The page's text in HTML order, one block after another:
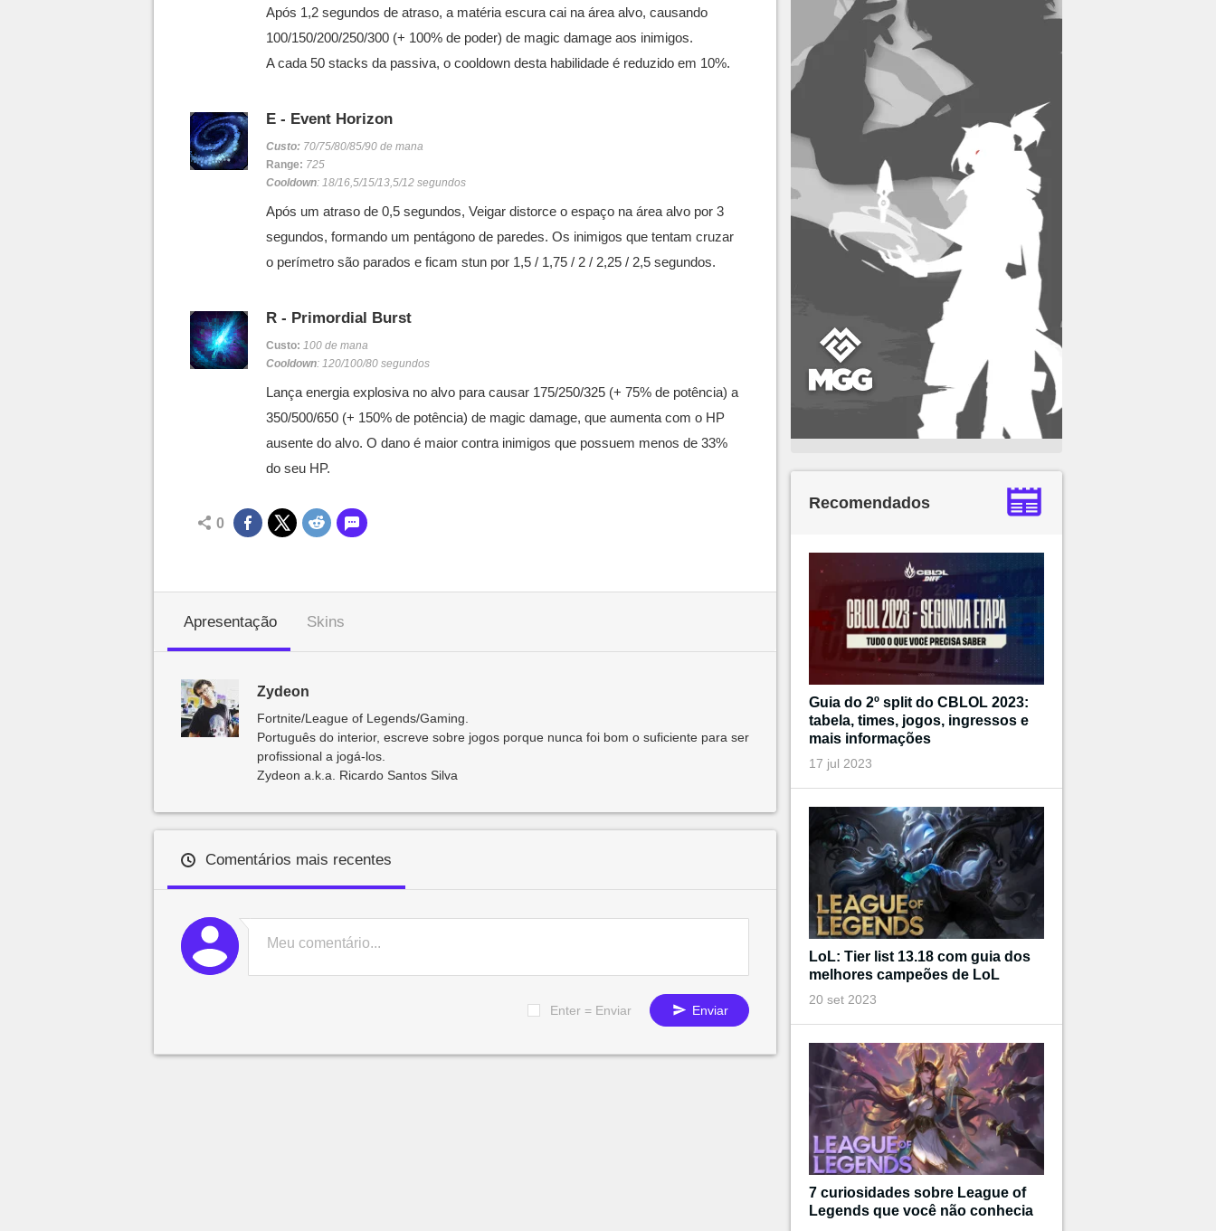
Após 1,2 segundos de atraso, a matéria escura cai na área alvo, causando
100/150/200/250/300 (+ 100% de poder) de magic damage aos inimigos.
A cada 50 stacks da passiva, o cooldown desta habilidade é reduzido em 10%.
E - Event Horizon
Custo: 70/75/80/85/90 de mana
Range: 725
Cooldown: 18/16,5/15/13,5/12 segundos
Após um atraso de 0,5 segundos, Veigar distorce o espaço na área alvo por 3
segundos, formando um pentágono de paredes. Os inimigos que tentam cruzar
o perímetro são parados e ficam stun por 1,5 / 1,75 / 2 / 2,25 / 2,5 segundos.
R - Primordial Burst
Custo: 100 de mana
Cooldown: 120/100/80 segundos
Lança energia explosiva no alvo para causar 175/250/325 (+ 75% de potência) a
350/500/650 (+ 150% de potência) de magic damage, que aumenta com o HP
ausente do alvo. O dano é maior contra inimigos que possuem menos de 33%
do seu HP.
0
Apresentação Skins
Zydeon
Fortnite/League of Legends/Gaming.
Português do interior, escreve sobre jogos porque nunca foi bom o suficiente para ser
profissional a jogá-los.
Zydeon a.k.a. Ricardo Santos Silva
Comentários mais recentes
Enter = Enviar Enviar
Recomendados
Guia do 2º split do CBLOL 2023:
tabela, times, jogos, ingressos e
mais informações
17 jul 2023
LoL: Tier list 13.18 com guia dos
melhores campeões de LoL
20 set 2023
7 curiosidades sobre League of
Legends que você não conhecia